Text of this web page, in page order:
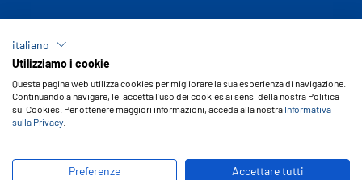
Copyright © 2026 Vipal Rubber
italiano
Utilizziamo i cookie
Questa pagina web utilizza cookies per migliorare la sua esperienza di navigazione.
Continuando a navigare, lei accetta l’uso dei cookies ai sensi della nostra Politica
sui Cookies. Per ottenere maggiori informazioni, acceda alla nostra Informativa
sulla Privacy
Preferenze Accettare tutti